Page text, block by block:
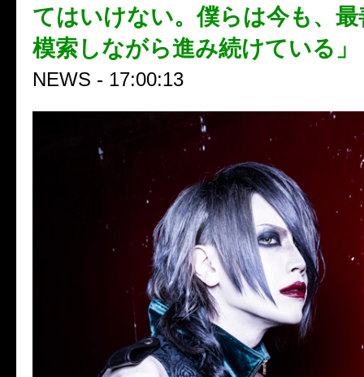
てはいけない。僕らは今も、
模索しながら進み続けている」
NEWS - 17:00:13